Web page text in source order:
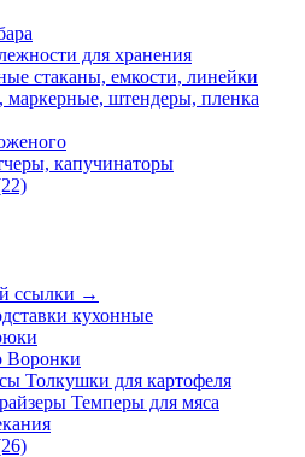
для хранения
стаканы, емкости, линейки
маркерные, штендеры, пленка
капучинаторы
ссылки →
кухонные
Воронки
Толкушки для картофеля
Темперы для мяса